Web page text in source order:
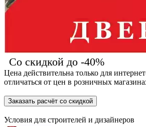
Со скидкой до -40%
Цена действительна только для
отличаться от цен в розничных
Заказать расчёт со скидкой
Условия для строителей и дизайнеров